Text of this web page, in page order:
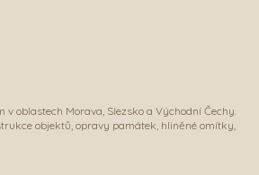
v oblastech Morava, Slezsko a Východní Čechy.
objektů, opravy památek, hliněné omítky,